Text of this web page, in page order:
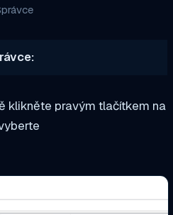
klikněte pravým tlačítkem na